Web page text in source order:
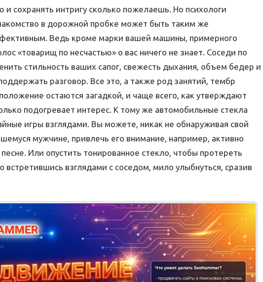
сохранять интригу сколько пожелаешь. Но психологи
в дорожной пробке может быть таким же
Ведь кроме марки вашей машины, примерного
«товарищ по несчастью» о вас ничего не знает. Соседи по
стильность ваших сапог, свежесть дыхания, объем бедер и
разговор. Все это, а также род занятий, тембр
остаются загадкой, и чаще всего, как утверждают
подогревает интерес. К тому же автомобильные стекла
игры взглядами. Вы можете, никак не обнаруживая свой
мужчине, привлечь его внимание, например, активно
Или опустить тонированное стекло, чтобы протереть
встретившись взглядами с соседом, мило улыбнуться, сразив